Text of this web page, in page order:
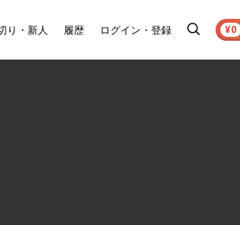
り・新人 履歴 ログイン・登録
検
¥0